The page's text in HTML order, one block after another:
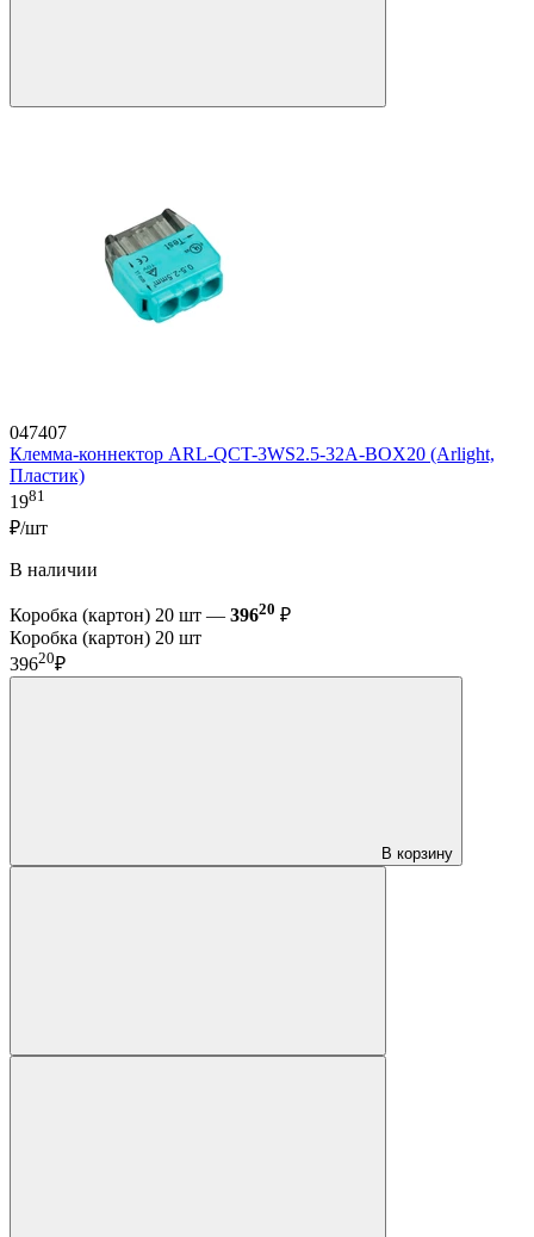
047407
Клемма-коннектор ARL-QCT-3WS2.5-32A-BOX20 (Arlight,
Пластик)
1981
₽/шт
В наличии
Коробка (картон) 20 шт — 39620 ₽
Коробка (картон) 20 шт
39620₽
В корзину